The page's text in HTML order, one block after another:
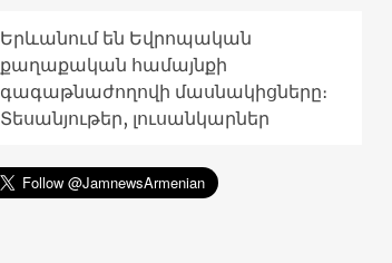
Երևանում են Եվրոպական
քաղաքական համայնքի
գագաթնաժողովի մասնակիցները։
Տեսանյութեր, լուսանկարներ